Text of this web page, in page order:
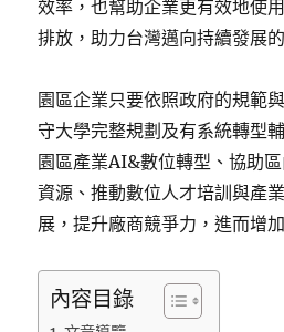
效率，也幫助企業更有效地使
排放，助力台灣邁向持續發展
園區企業只要依照政府的規範
守大學完整規劃及有系統轉型
園區產業AI&數位轉型、協助
資源、推動數位人才培訓與產
展，提升廠商競爭力，進而增
內容目錄